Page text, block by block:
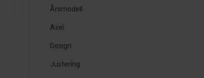
Årsmodell
Axel
Design
Justering